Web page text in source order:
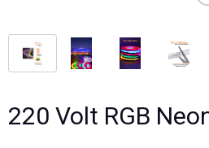
220 Volt RGB